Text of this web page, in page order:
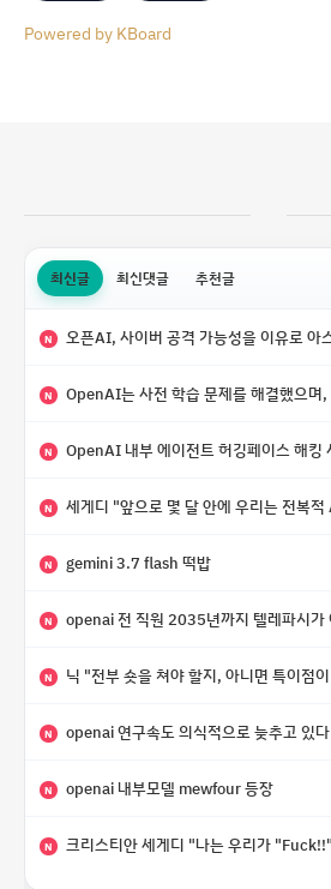
Powered by KBoard
최신글 최신댓글 추천글
N 오픈AI, 사이버 공격 가능성을 이유로 아스트라
N OpenAI는 사전 학습 문제를 해결했으며, 'Doug'라는 코드명을 가진 훨씬 더
N OpenAI 내부 에이전트 허깅페이스 해킹
N 세게디 "앞으로 몇 달 안에 우리는 전복적 AI, 적대적 AI
N gemini 3.7 flash 떡밥
N openai 전 직원 2035년까지 텔레파시가 어떻게
N 닉 "전부 숏을 쳐야 할지, 아니면 특이점이 오니까 전부 롱을 쳐야
N openai 연구속도 의식적으로 늦추고 있다
N openai 내부모델 mewfour 등장
N 크리스티안 세게디 "나는 우리가 "Fuck!!" 단계를 피할 수